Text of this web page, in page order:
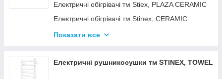
Електричні обігрівачі тм Stiex, PLAZA CERAMIC
Електричні обігрівачі тм Stinex, CERAMIC
Електричні обігрівачі тм Stinex, COMBIE
Показати все
Електричні рушникосушки тм STINEX, TOWEL